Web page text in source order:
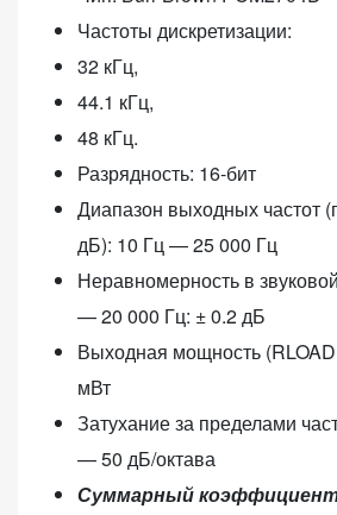
Частоты дискретизации:
32 кГц,
44.1 кГц,
48 кГц.
Разрядность: 16-бит
Диапазон выходных частот
дБ): 10 Гц — 25 000 Гц
Неравномерность в
— 20 000 Гц: ± 0.2 дБ
Выходная мощность
мВт
Затухание за пределами
— 50 дБ/октава
Суммарный